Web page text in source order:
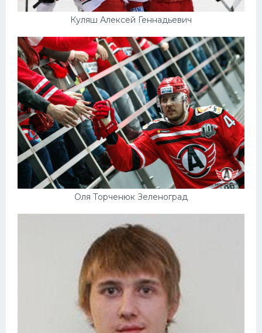
Куляш Алексей Геннадьевич
Оля Торченюк Зеленоград